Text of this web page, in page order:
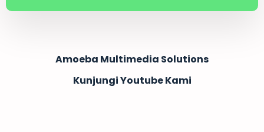
Amoeba Multimedia Solutions
Kunjungi Youtube Kami